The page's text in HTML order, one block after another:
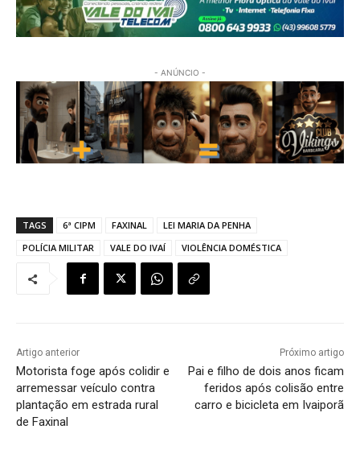
- ANÚNCIO -
TAGS 6ª CIPM FAXINAL
LEI MARIA DA PENHA
POLÍCIA MILITAR
VALE DO IVAÍ VIOLÊNCIA DOMÉSTICA
Artigo anterior
Motorista foge após colidir e
arremessar veículo contra
plantação em estrada rural
de Faxinal
Próximo artigo
Pai e filho de dois anos ficam
feridos após colisão entre
carro e bicicleta em Ivaiporã